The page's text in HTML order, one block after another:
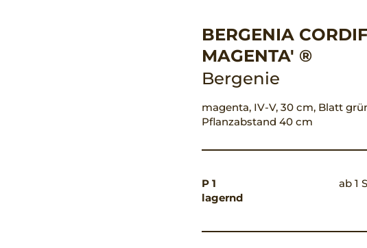
BERGENIA
MAGENTA' ®
Bergenie
magenta, IV-V, 30 cm, Blatt
Pflanzabstand 40 cm
P 1
lagernd
ab 1